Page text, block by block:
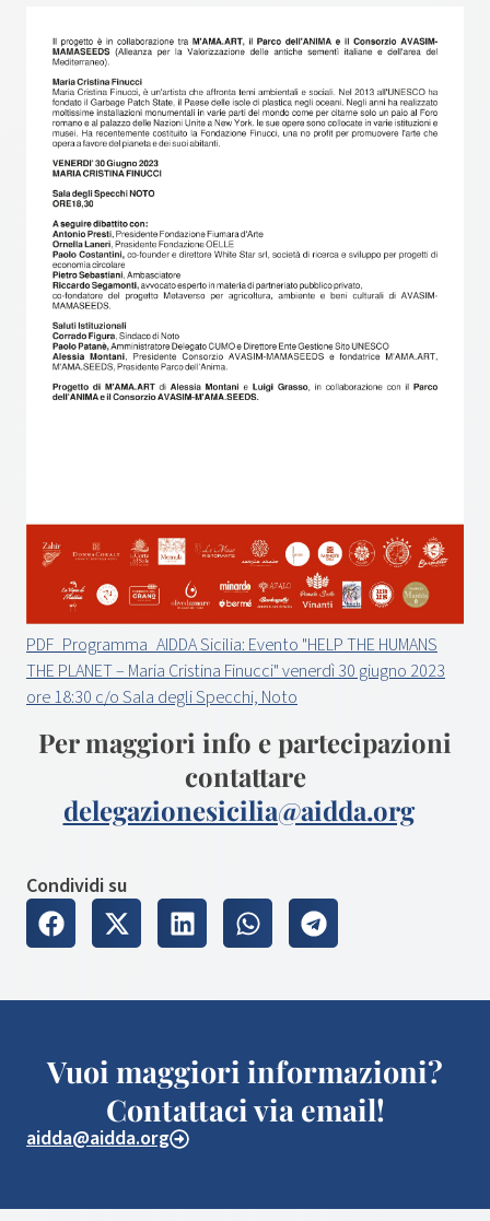
PDF_Programma_AIDDA Sicilia: Evento "HELP THE HUMANS
THE PLANET – Maria Cristina Finucci" venerdì 30 giugno 2023
ore 18:30 c/o Sala degli Specchi, Noto
Per maggiori info e partecipazioni
contattare
delegazionesicilia@aidda.org
Condividi su
Vuoi maggiori informazioni?
Contattaci via email!
aidda@aidda.org